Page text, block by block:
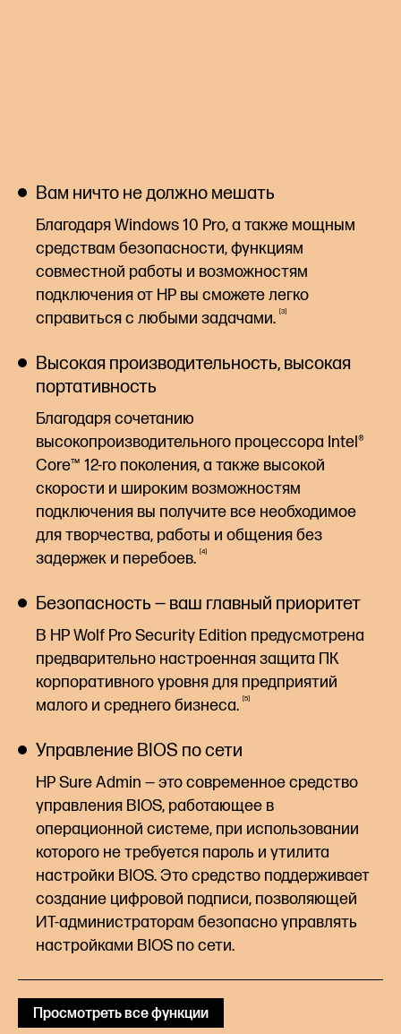
Вам ничто не должно мешать
Благодаря Windows 10 Pro, а также мощным
средствам безопасности, функциям
совместной работы и возможностям
подключения от HP вы сможете легко
справиться с любыми задачами. 3
Высокая производительность, высокая
портативность
Благодаря сочетанию
высокопроизводительного процессора Intel®
Core™ 12-го поколения, а также высокой
скорости и широким возможностям
подключения вы получите все необходимое
для творчества, работы и общения без
задержек и перебоев. 4
Безопасность — ваш главный приоритет
В HP Wolf Pro Security Edition предусмотрена
предварительно настроенная защита ПК
корпоративного уровня для предприятий
малого и среднегобизнеса. 5
Управление BIOS по сети
HP Sure Admin — это современное средство
управления BIOS, работающее в
операционной системе, при использовании
которого не требуется пароль и утилита
настройки BIOS. Это средство поддерживает
создание цифровой подписи, позволяющей
ИТ-администраторам безопасно управлять
настройками BIOS посети.
Просмотреть все функции